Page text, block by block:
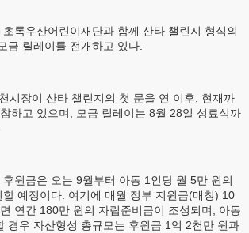
록우산어린이재단과 함께 산타 챌린지 형식의
금 릴레이를 전개하고 있다.
시장이 산타 챌린지의 첫 문을 연 이후, 현재까
하고 있으며, 모금 릴레이는 8월 28일 성료식까
원금은 오는 9월부터 아동 1인당 월 5만 원의
예정이다. 여기에 매월 정부 지원금(매칭) 10
연간 180만 원의 자립준비금이 조성되며, 아동
경우 자산형성 총규모는 후원금 1억 2천만 원과